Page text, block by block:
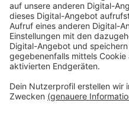
angeschlagen. Kapitän
Kader sein. Das Spiel ist
und Radio 90,1 überträgt
Anzeige